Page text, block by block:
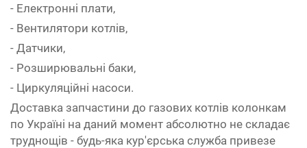
- Електронні плати,
- Вентилятори котлів,
- Датчики,
- Розширювальні баки,
- Циркуляційні насоси.
Доставка запчастини до газових котлів колонкам
по Україні на даний момент абсолютно не складає
труднощів - будь-яка кур'єрська служба привезе